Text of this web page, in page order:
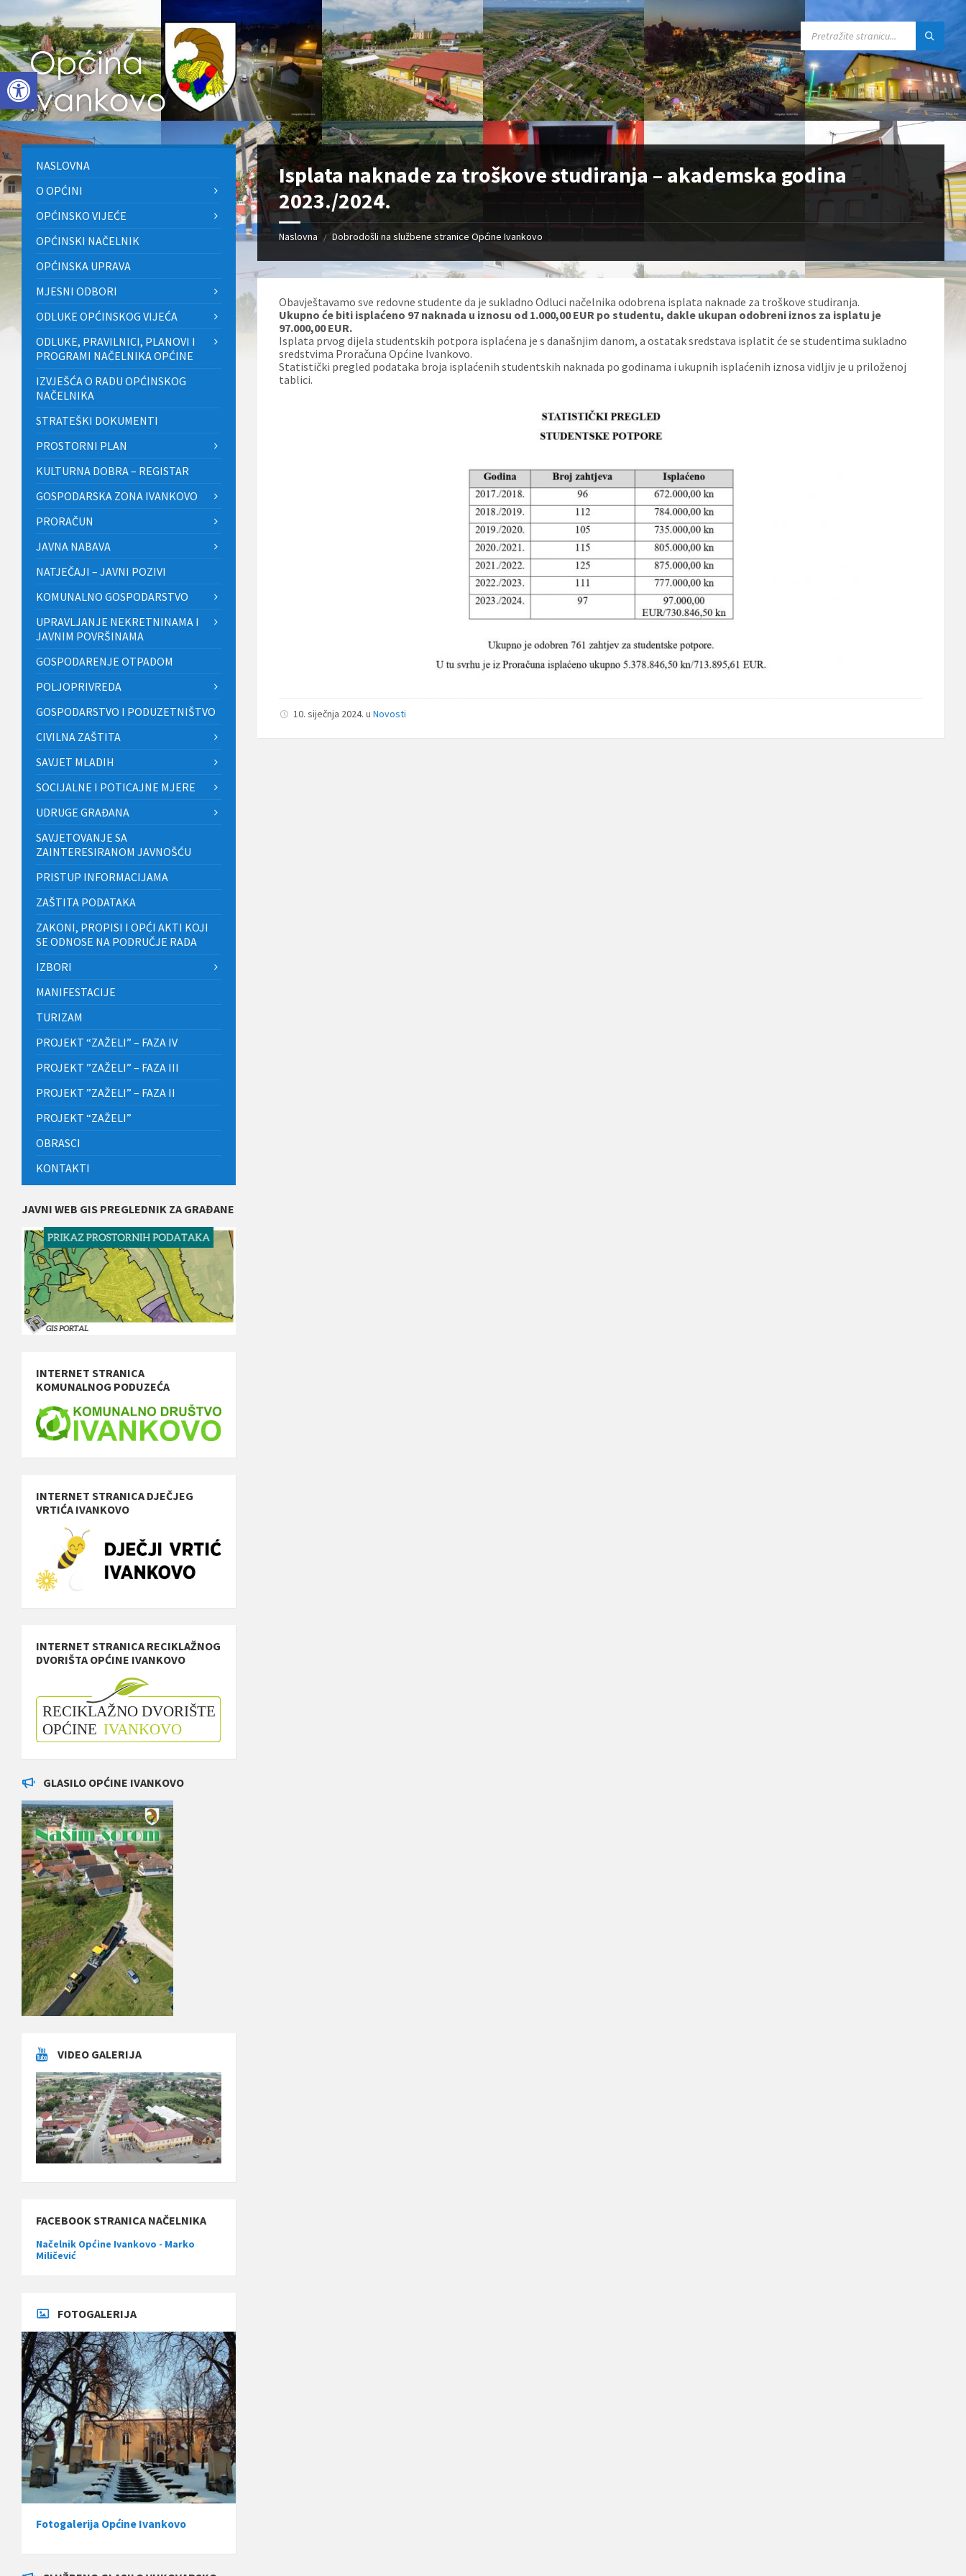
Open toolbar
to
content
to
left
sidebar
to
footer
Isplata naknade za troškove studiranja – akademska godina
2023./2024.
Naslovna / Dobrodošli na službene stranice Općine Ivankovo
Obavještavamo sve redovne studente da je sukladno Odluci načelnika odobrena isplata naknade za troškove studiranja.
Ukupno će biti isplaćeno 97 naknada u iznosu od 1.000,00 EUR po studentu, dakle ukupan odobreni iznos za isplatu je
97.000,00 EUR.
Isplata prvog dijela studentskih potpora isplaćena je s današnjim danom, a ostatak sredstava isplatit će se studentima sukladno
sredstvima Proračuna Općine Ivankovo.
Statistički pregled podataka broja isplaćenih studentskih naknada po godinama i ukupnih isplaćenih iznosa vidljiv je u priloženoj
tablici.
10. siječnja 2024.uNovosti
NASLOVNA
O OPĆINI
OPĆINSKO VIJEĆE
OPĆINSKI NAČELNIK
OPĆINSKA UPRAVA
MJESNI ODBORI
ODLUKE OPĆINSKOG VIJEĆA
ODLUKE, PRAVILNICI, PLANOVI I
PROGRAMI NAČELNIKA OPĆINE
IZVJEŠĆA O RADU OPĆINSKOG
NAČELNIKA
STRATEŠKI DOKUMENTI
PROSTORNI PLAN
KULTURNA DOBRA – REGISTAR
GOSPODARSKA ZONA IVANKOVO
PRORAČUN
JAVNA NABAVA
NATJEČAJI – JAVNI POZIVI
KOMUNALNO GOSPODARSTVO
UPRAVLJANJE NEKRETNINAMA I
JAVNIM POVRŠINAMA
GOSPODARENJE OTPADOM
POLJOPRIVREDA
GOSPODARSTVO I PODUZETNIŠTVO
CIVILNA ZAŠTITA
SAVJET MLADIH
SOCIJALNE I POTICAJNE MJERE
UDRUGE GRAĐANA
SAVJETOVANJE SA
ZAINTERESIRANOM JAVNOŠĆU
PRISTUP INFORMACIJAMA
ZAŠTITA PODATAKA
ZAKONI, PROPISI I OPĆI AKTI KOJI
SE ODNOSE NA PODRUČJE RADA
IZBORI
MANIFESTACIJE
TURIZAM
PROJEKT “ZAŽELI” – FAZA IV
PROJEKT ”ZAŽELI” – FAZA III
PROJEKT ”ZAŽELI” – FAZA II
PROJEKT “ZAŽELI”
OBRASCI
KONTAKTI
JAVNI WEB GIS PREGLEDNIK ZA GRAĐANE
INTERNET STRANICA
KOMUNALNOG PODUZEĆA
INTERNET STRANICA DJEČJEG
VRTIĆA IVANKOVO
INTERNET STRANICA RECIKLAŽNOG
DVORIŠTA OPĆINE IVANKOVO
GLASILO OPĆINE IVANKOVO
VIDEO GALERIJA
FACEBOOK STRANICA NAČELNIKA
Načelnik Općine Ivankovo - Marko
Miličević
FOTOGALERIJA
Fotogalerija Općine Ivankovo